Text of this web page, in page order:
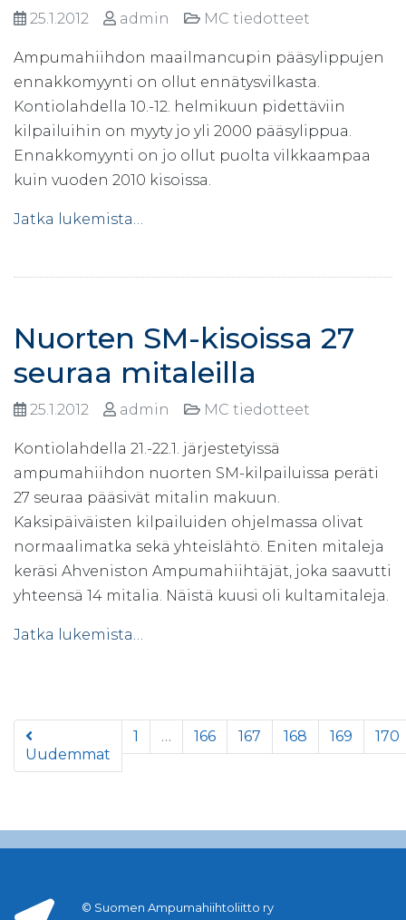
25.1.2012 admin MC tiedotteet
Ampumahiihdon maailmancupin pääsylippujen
ennakkomyynti on ollut ennätysvilkasta.
Kontiolahdella 10.-12. helmikuun pidettäviin
kilpailuihin on myyty jo yli 2000 pääsylippua.
Ennakkomyynti on jo ollut puolta vilkkaampaa
kuin vuoden 2010 kisoissa.
Jatka lukemista…
Nuorten SM-kisoissa 27
seuraa mitaleilla
25.1.2012 admin MC tiedotteet
Kontiolahdella 21.-22.1. järjestetyissä
ampumahiihdon nuorten SM-kilpailuissa peräti
27 seuraa pääsivät mitalin makuun.
Kaksipäiväisten kilpailuiden ohjelmassa olivat
normaalimatka sekä yhteislähtö. Eniten mitaleja
keräsi Ahveniston Ampumahiihtäjät, joka saavutti
yhteensä 14 mitalia. Näistä kuusi oli kultamitaleja.
Jatka lukemista…
Uudemmat
1 … 166 167 168 169 170
© Suomen Ampumahiihtoliitto ry